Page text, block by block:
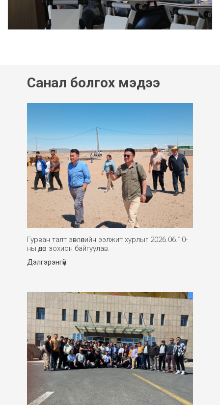
Санал болгох мэдээ
Гурван талт зөвлөлийн ээлжит хурлыг 2026.06.10-
ны өдөр зохион байгуулав.
Дэлгэрэнгүй